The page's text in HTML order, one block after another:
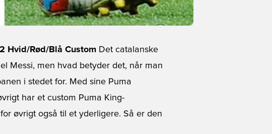
Hvid/Rød/Blå Custom Det catalanske
Messi, men hvad betyder det, når man
i stedet for. Med sine Puma
har et custom Puma King-
øvrigt også til et yderligere. Så er den